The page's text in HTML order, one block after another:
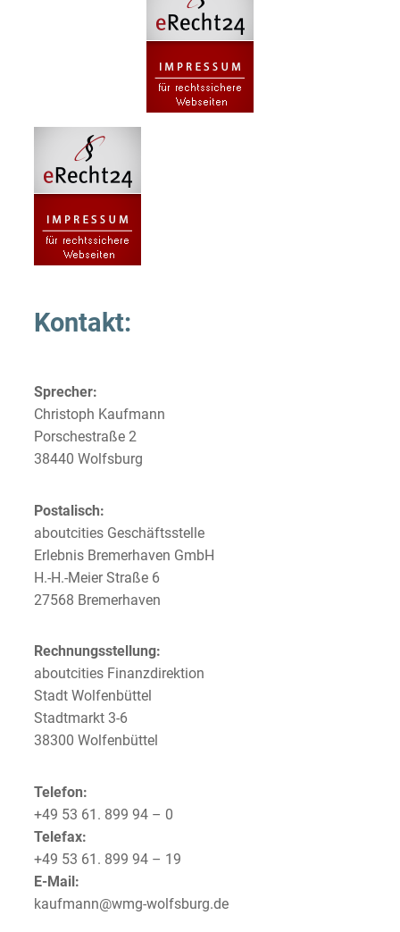
Kontakt:
Sprecher:
Christoph Kaufmann
Porschestraße 2
38440 Wolfsburg
Postalisch:
aboutcities Geschäftsstelle
Erlebnis Bremerhaven GmbH
H.-H.-Meier Straße 6
27568 Bremerhaven
Rechnungsstellung:
aboutcities Finanzdirektion
Stadt Wolfenbüttel
Stadtmarkt 3-6
38300 Wolfenbüttel
Telefon:
+49 53 61. 899 94 – 0
Telefax:
+49 53 61. 899 94 – 19
E-Mail:
kaufmann@wmg-wolfsburg.de